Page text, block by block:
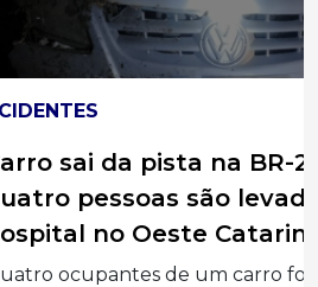
na BR-282 e
são levadas ao
Catarinense
um carro foram levados ao